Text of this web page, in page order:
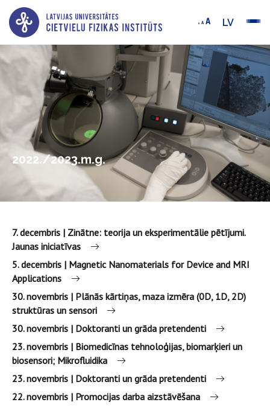
LV
2022./2023.m.g.
7. decembris | Zinātne: teorija un eksperimentālie pētījumi.
Jaunas iniciatīvas
5. decembris | Magnetic Nanomaterials for Device and MRI
Applications
30. novembris | Plānās kārtiņas, maza izmēra (0D, 1D, 2D)
struktūras un sensori
30. novembris | Doktoranti un grāda pretendenti
23. novembris | Biomedicīnas tehnoloģijas, biomarķieri un
biosensori; Mikrofluidika
23. novembris | Doktoranti un grāda pretendenti
22. novembris | Promocijas darba aizstāvēšana